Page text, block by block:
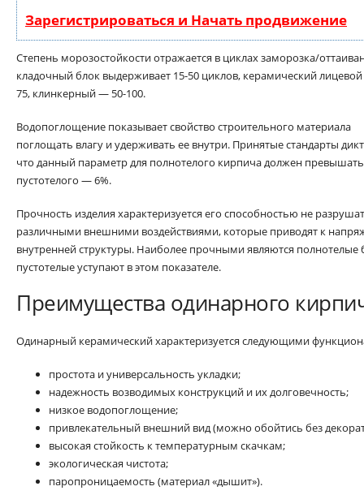
Зарегистрироваться и Начать продвижение
Степень морозостойкости отражается в циклах заморозка/
кладочный блок выдерживает 15-50 циклов, керамический
75, клинкерный — 50-100.
Водопоглощение показывает свойство строительного материала
поглощать влагу и удерживать ее внутри. Принятые стандарты
что данный параметр для полнотелого кирпича должен превышать
пустотелого — 6%.
Прочность изделия характеризуется его способностью не
различными внешними воздействиями, которые приводят к
внутренней структуры. Наиболее прочными являются полнотелые
пустотелые уступают в этом показателе.
Преимущества одинарного
Одинарный керамический характеризуется следующими
простота и универсальность укладки;
надежность возводимых конструкций и их долговечность;
низкое водопоглощение;
привлекательный внешний вид (можно обойтись без
высокая стойкость к температурным скачкам;
экологическая чистота;
паропроницаемость (материал «дышит»).